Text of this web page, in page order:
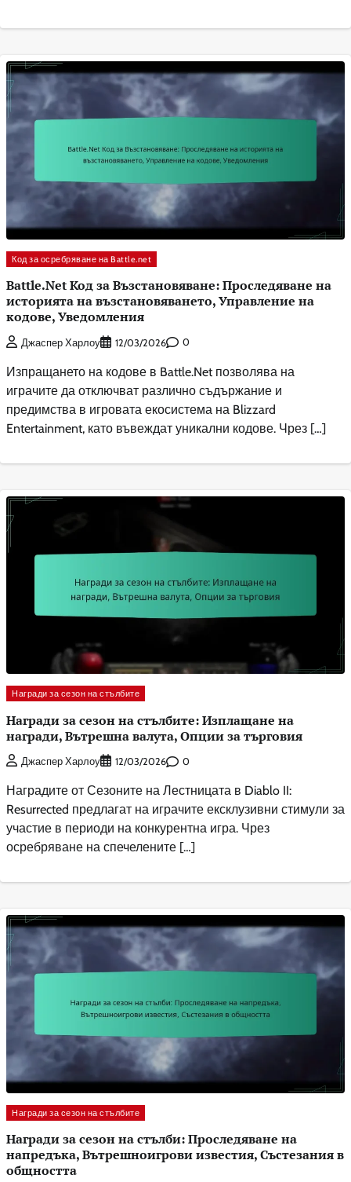
Код за осребряване на Battle.net
Battle.Net Код за Възстановяване: Проследяване на
историята на възстановяването, Управление на
кодове, Уведомления
Джаспер Харлоу 12/03/2026 0
Изпращането на кодове в Battle.Net позволява на
играчите да отключват различно съдържание и
предимства в игровата екосистема на Blizzard
Entertainment, като въвеждат уникални кодове. Чрез […]
Награди за сезон на стълбите
Награди за сезон на стълбите: Изплащане на
награди, Вътрешна валута, Опции за търговия
Джаспер Харлоу 12/03/2026 0
Наградите от Сезоните на Лестницата в Diablo II:
Resurrected предлагат на играчите ексклузивни стимули за
участие в периоди на конкурентна игра. Чрез
осребряване на спечелените […]
Награди за сезон на стълбите
Награди за сезон на стълби: Проследяване на
напредъка, Вътрешноигрови известия, Състезания в
общността